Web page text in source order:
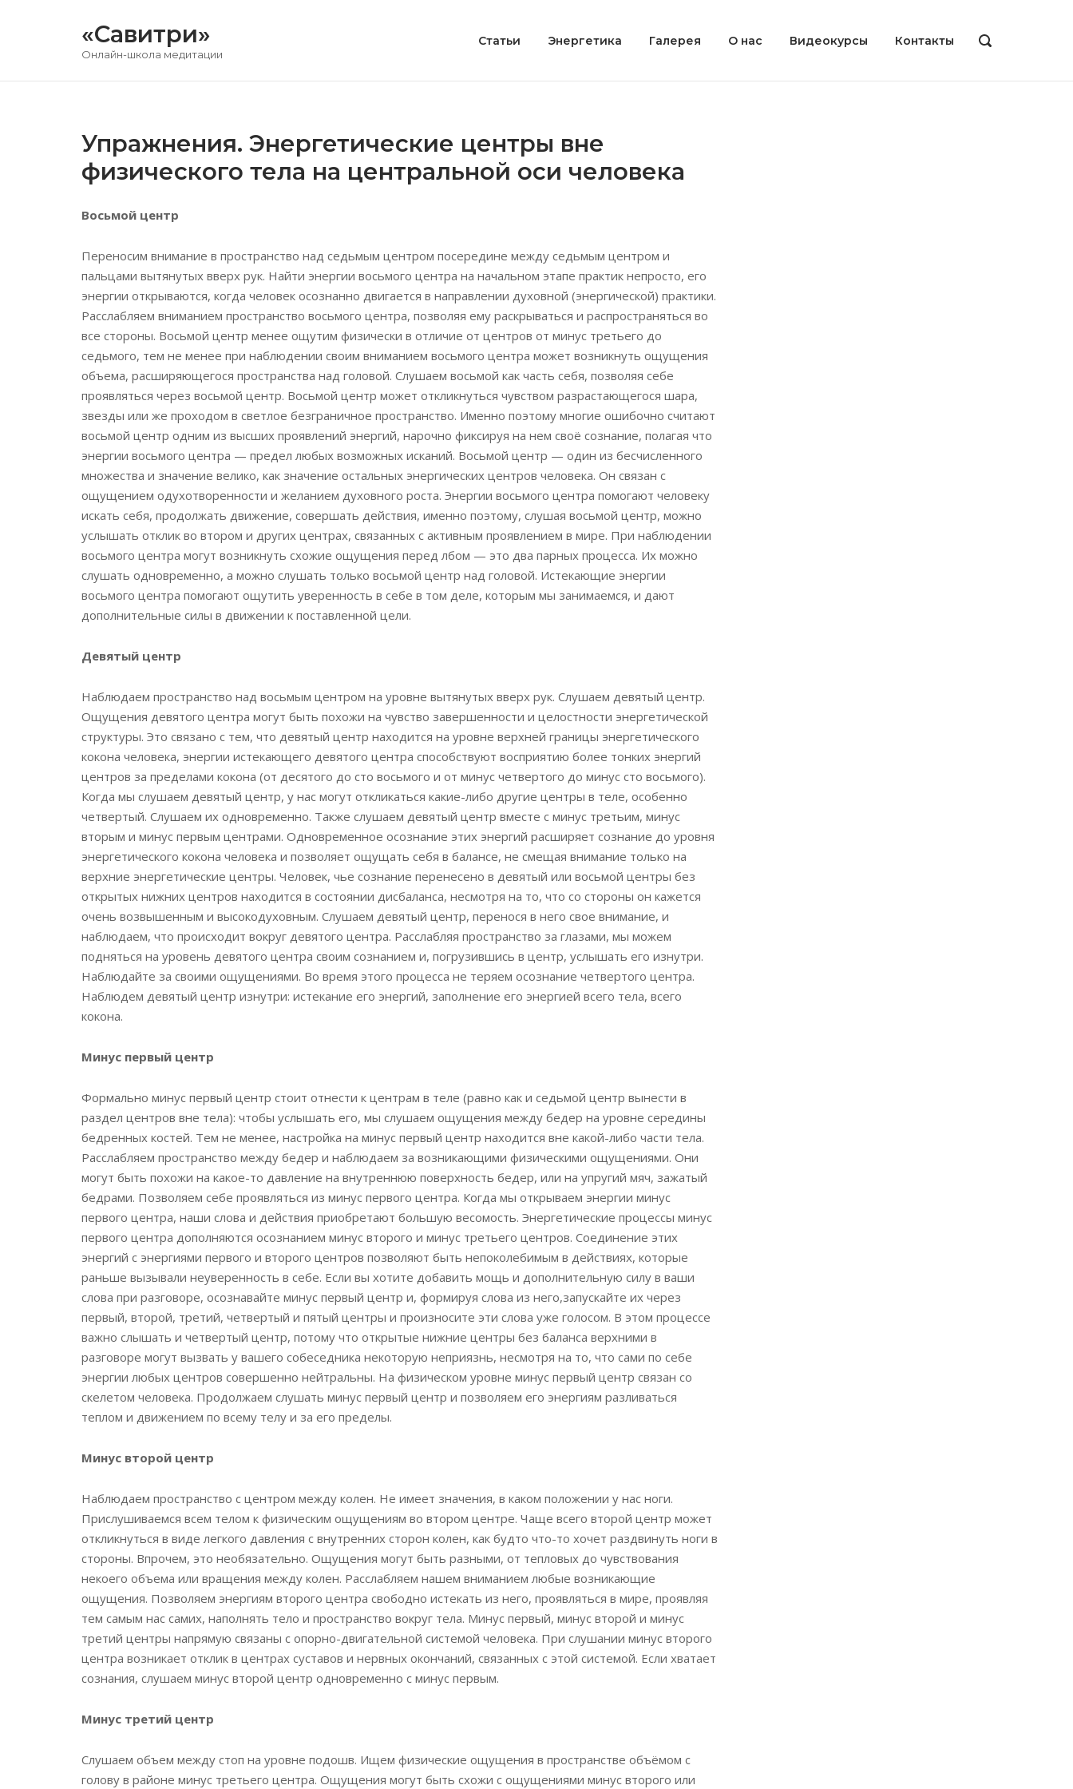
«Савитри»
Онлайн-школа медитации
Статьи Энергетика Галерея О нас Видеокурсы Контакты
ОТКРЫТЬ
Упражнения. Энергетические центры вне
физического тела на центральной оси человека
Восьмой центр
Переносим внимание в пространство над седьмым центром посередине между седьмым центром и
пальцами вытянутых вверх рук. Найти энергии восьмого центра на начальном этапе практик непросто, его
энергии открываются, когда человек осознанно двигается в направлении духовной (энергической) практики.
Расслабляем вниманием пространство восьмого центра, позволяя ему раскрываться и распространяться во
все стороны. Восьмой центр менее ощутим физически в отличие от центров от минус третьего до
седьмого, тем не менее при наблюдении своим вниманием восьмого центра может возникнуть ощущения
объема, расширяющегося пространства над головой. Слушаем восьмой как часть себя, позволяя себе
проявляться через восьмой центр. Восьмой центр может откликнуться чувством разрастающегося шара,
звезды или же проходом в светлое безграничное пространство. Именно поэтому многие ошибочно считают
восьмой центр одним из высших проявлений энергий, нарочно фиксируя на нем своё сознание, полагая что
энергии восьмого центра — предел любых возможных исканий. Восьмой центр — один из бесчисленного
множества и значение велико, как значение остальных энергических центров человека. Он связан с
ощущением одухотворенности и желанием духовного роста. Энергии восьмого центра помогают человеку
искать себя, продолжать движение, совершать действия, именно поэтому, слушая восьмой центр, можно
услышать отклик во втором и других центрах, связанных с активным проявлением в мире. При наблюдении
восьмого центра могут возникнуть схожие ощущения перед лбом — это два парных процесса. Их можно
слушать одновременно, а можно слушать только восьмой центр над головой. Истекающие энергии
восьмого центра помогают ощутить уверенность в себе в том деле, которым мы занимаемся, и дают
дополнительные силы в движении к поставленной цели.
Девятый центр
Наблюдаем пространство над восьмым центром на уровне вытянутых вверх рук. Слушаем девятый центр.
Ощущения девятого центра могут быть похожи на чувство завершенности и целостности энергетической
структуры. Это связано с тем, что девятый центр находится на уровне верхней границы энергетического
кокона человека, энергии истекающего девятого центра способствуют восприятию более тонких энергий
центров за пределами кокона (от десятого до сто восьмого и от минус четвертого до минус сто восьмого).
Когда мы слушаем девятый центр, у нас могут откликаться какие-либо другие центры в теле, особенно
четвертый. Слушаем их одновременно. Также слушаем девятый центр вместе с минус третьим, минус
вторым и минус первым центрами. Одновременное осознание этих энергий расширяет сознание до уровня
энергетического кокона человека и позволяет ощущать себя в балансе, не смещая внимание только на
верхние энергетические центры. Человек, чье сознание перенесено в девятый или восьмой центры без
открытых нижних центров находится в состоянии дисбаланса, несмотря на то, что со стороны он кажется
очень возвышенным и высокодуховным. Слушаем девятый центр, перенося в него свое внимание, и
наблюдаем, что происходит вокруг девятого центра. Расслабляя пространство за глазами, мы можем
подняться на уровень девятого центра своим сознанием и, погрузившись в центр, услышать его изнутри.
Наблюдайте за своими ощущениями. Во время этого процесса не теряем осознание четвертого центра.
Наблюдем девятый центр изнутри: истекание его энергий, заполнение его энергией всего тела, всего
кокона.
Минус первый центр
Формально минус первый центр стоит отнести к центрам в теле (равно как и седьмой центр вынести в
раздел центров вне тела): чтобы услышать его, мы слушаем ощущения между бедер на уровне середины
бедренных костей. Тем не менее, настройка на минус первый центр находится вне какой-либо части тела.
Расслабляем пространство между бедер и наблюдаем за возникающими физическими ощущениями. Они
могут быть похожи на какое-то давление на внутреннюю поверхность бедер, или на упругий мяч, зажатый
бедрами. Позволяем себе проявляться из минус первого центра. Когда мы открываем энергии минус
первого центра, наши слова и действия приобретают большую весомость. Энергетические процессы минус
первого центра дополняются осознанием минус второго и минус третьего центров. Соединение этих
энергий с энергиями первого и второго центров позволяют быть непоколебимым в действиях, которые
раньше вызывали неуверенность в себе. Если вы хотите добавить мощь и дополнительную силу в ваши
слова при разговоре, осознавайте минус первый центр и, формируя слова из него,запускайте их через
первый, второй, третий, четвертый и пятый центры и произносите эти слова уже голосом. В этом процессе
важно слышать и четвертый центр, потому что открытые нижние центры без баланса верхними в
разговоре могут вызвать у вашего собеседника некоторую неприязнь, несмотря на то, что сами по себе
энергии любых центров совершенно нейтральны. На физическом уровне минус первый центр связан со
скелетом человека. Продолжаем слушать минус первый центр и позволяем его энергиям разливаться
теплом и движением по всему телу и за его пределы.
Минус второй центр
Наблюдаем пространство с центром между колен. Не имеет значения, в каком положении у нас ноги.
Прислушиваемся всем телом к физическим ощущениям во втором центре. Чаще всего второй центр может
откликнуться в виде легкого давления с внутренних сторон колен, как будто что-то хочет раздвинуть ноги в
стороны. Впрочем, это необязательно. Ощущения могут быть разными, от тепловых до чувствования
некоего объема или вращения между колен. Расслабляем нашем вниманием любые возникающие
ощущения. Позволяем энергиям второго центра свободно истекать из него, проявляться в мире, проявляя
тем самым нас самих, наполнять тело и пространство вокруг тела. Минус первый, минус второй и минус
третий центры напрямую связаны с опорно-двигательной системой человека. При слушании минус второго
центра возникает отклик в центрах суставов и нервных окончаний, связанных с этой системой. Если хватает
сознания, слушаем минус второй центр одновременно с минус первым.
Минус третий центр
Слушаем объем между стоп на уровне подошв. Ищем физические ощущения в пространстве объёмом с
голову в районе минус третьего центра. Ощущения могут быть схожи с ощущениями минус второго или